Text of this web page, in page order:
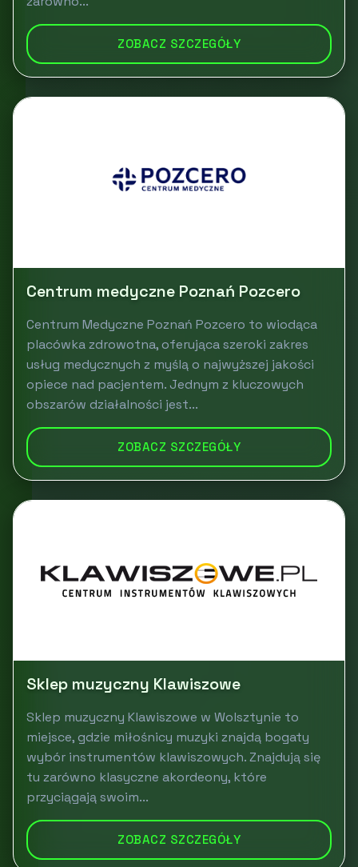
ZOBACZ SZCZEGÓŁY
Centrum medyczne Poznań Pozcero
Centrum Medyczne Poznań Pozcero to wiodąca
placówka zdrowotna, oferująca szeroki zakres
usług medycznych z myślą o najwyższej jakości
opiece nad pacjentem. Jednym z kluczowych
obszarów działalności jest...
ZOBACZ SZCZEGÓŁY
Sklep muzyczny Klawiszowe
Sklep muzyczny Klawiszowe w Wolsztynie to
miejsce, gdzie miłośnicy muzyki znajdą bogaty
wybór instrumentów klawiszowych. Znajdują się
tu zarówno klasyczne akordeony, które
przyciągają swoim...
ZOBACZ SZCZEGÓŁY